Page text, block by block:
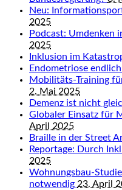
Neu:
2025
Podcast: Umdenken
2025
Inklusion im
Endometriose
Mobilitäts-Training
2. Mai 2025
Demenz ist nicht
Globaler Einsatz für
April 2025
Braille in der Street
Reportage: Durch
2025
Wohnungsbau-
notwendig 23. April